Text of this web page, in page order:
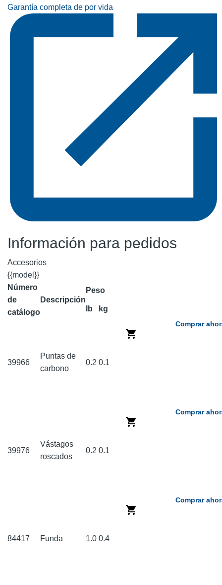
Garantía completa de por vida
Información para pedidos
Accesorios
{{model}}
Número
de
catálogo
Descripción
Peso
lb kg
39966
Puntas de
carbono
0.2 0.1
Comprar
39976
Vástagos
roscados
0.2 0.1
Comprar
84417 Funda 1.0 0.4
Comprar